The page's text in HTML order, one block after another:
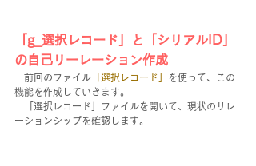
「g_選択レコード」と「シリアルID」
の自己リーレーション作成
前回のファイル 「選択レコード」
を使って、この
機能を作成していきます。
「選択レコード」ファイルを開いて、現状のリレ
ーションシップを確認します。